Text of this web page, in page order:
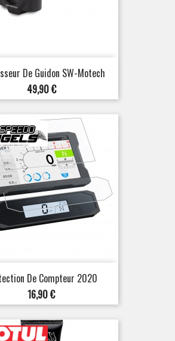
De Guidon SW-Motech
Prix
49,90 €
De Compteur 2020
Prix
16,90 €